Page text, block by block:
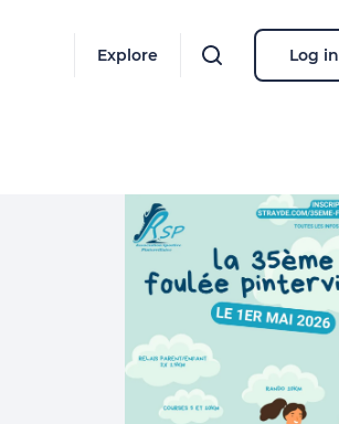
Explore Log in